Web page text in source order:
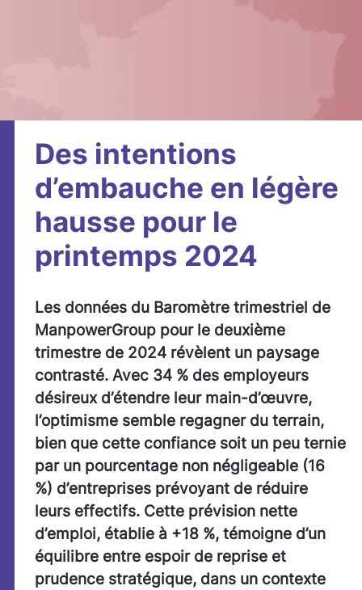
Des intentions
d’embauche en légère
hausse pour le
printemps 2024
Les données du Baromètre trimestriel de
ManpowerGroup pour le deuxième
trimestre de 2024 révèlent un paysage
contrasté. Avec 34 % des employeurs
désireux d’étendre leur main-d’œuvre,
l’optimisme semble regagner du terrain,
bien que cette confiance soit un peu ternie
par un pourcentage non négligeable (16
%) d’entreprises prévoyant de réduire
leurs effectifs. Cette prévision nette
d’emploi, établie à +18 %, témoigne d’un
équilibre entre espoir de reprise et
prudence stratégique, dans un contexte